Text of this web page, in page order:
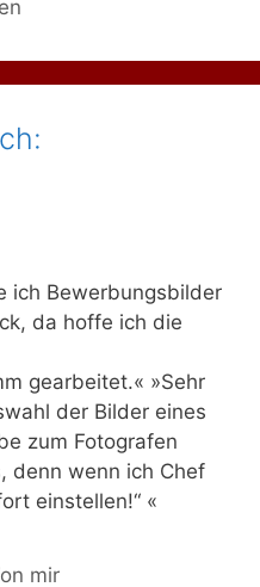
ich Bewerbungsbilder
da hoffe ich die
gearbeitet.« »Sehr
der Bilder eines
zum Fotografen
denn wenn ich Chef
einstellen!“ «
mir